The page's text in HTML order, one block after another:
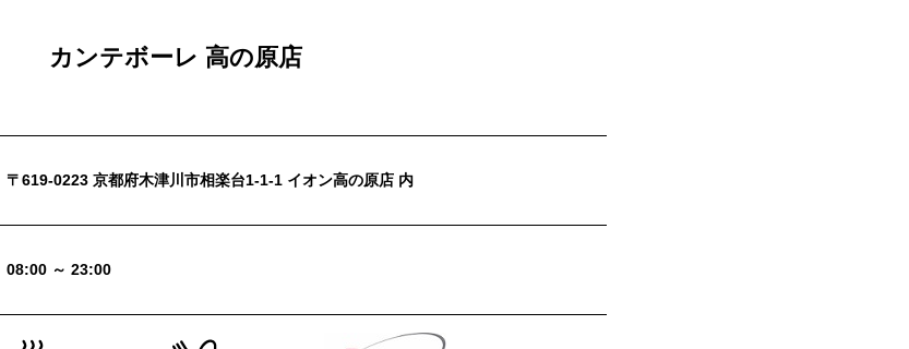
カンテボーレ 高の原店
〒619-0223 京都府木津川市相楽台1-1-1 イオン高の原店 内
08:00 ～ 23:00